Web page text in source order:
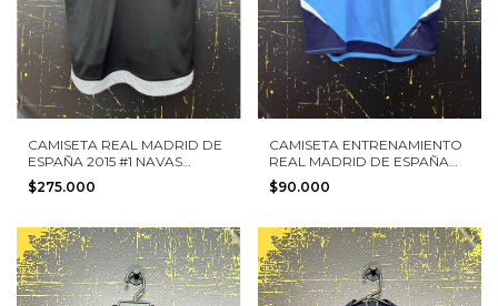
CAMISETA REAL MADRID DE
ESPAÑA 2015 #1 NAVAS
ADIDAS TALLA S
$275.000
CAMISETA ENTRENAMIENTO
REAL MADRID DE ESPAÑA
2012 ADIDAS TALLA S
$90.000